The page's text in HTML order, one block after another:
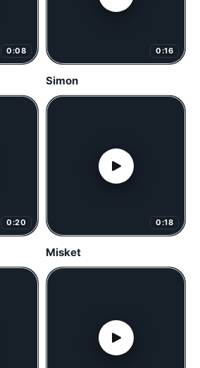
0:08 0:16
Simon
0:20 0:18
Misket